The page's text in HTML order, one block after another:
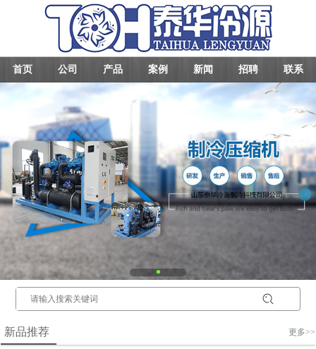
首页 公司 产品 案例 新闻 招聘 联系
新品推荐 更多>>